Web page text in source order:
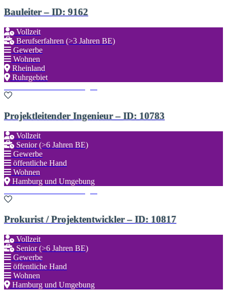
Bauleiter – ID: 9162
Vollzeit
Berufserfahren (>3 Jahren BE)
Gewerbe
Wohnen
Rheinland
Ruhrgebiet
Projektleitender Ingenieur – ID: 10783
Vollzeit
Senior (>6 Jahren BE)
Gewerbe
öffentliche Hand
Wohnen
Hamburg und Umgebung
Prokurist / Projektentwickler – ID: 10817
Vollzeit
Senior (>6 Jahren BE)
Gewerbe
öffentliche Hand
Wohnen
Hamburg und Umgebung